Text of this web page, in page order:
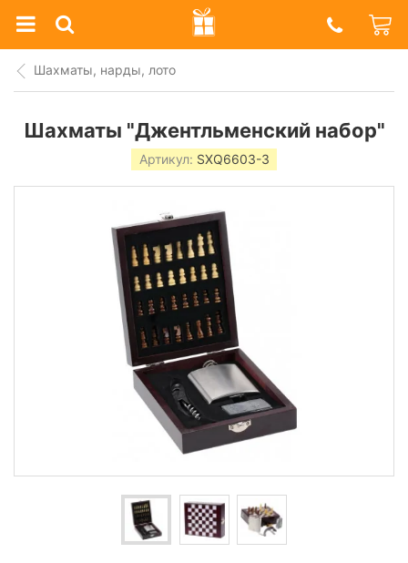
Prazdnik
Shop
Шахматы, нарды, лото
Шахматы "Джентльменский набор"
Артикул: SXQ6603-3